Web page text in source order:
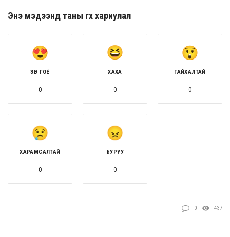
Энэ мэдээнд таны өгөх хариулал
ЗӨВ ГОЁ
0
ХАХА
0
ГАЙХАЛТАЙ
0
ХАРАМСАЛТАЙ
0
БУРУУ
0
0 437